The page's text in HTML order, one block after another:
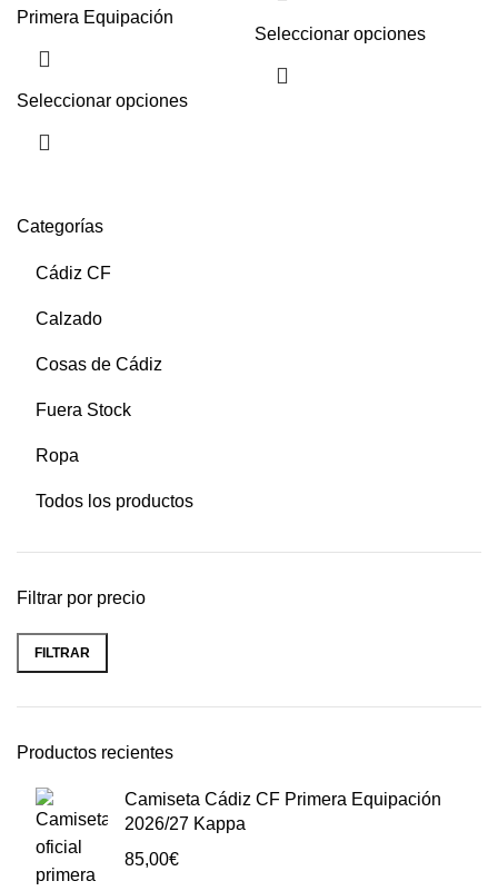
Categorías
Cádiz CF
Calzado
Cosas de Cádiz
Fuera Stock
Ropa
Todos los productos
Filtrar por precio
FILTRAR
Productos recientes
Camiseta Cádiz CF Primera Equipación
2026/27 Kappa
85,00€
Primera Equipación
Seleccionar opciones
Seleccionar opciones